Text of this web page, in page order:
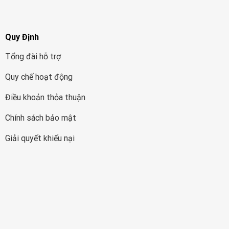
Quy Định
Tổng đài hỗ trợ
Quy chế hoạt động
Điều khoản thỏa thuận
Chính sách bảo mật
Giải quyết khiếu nại